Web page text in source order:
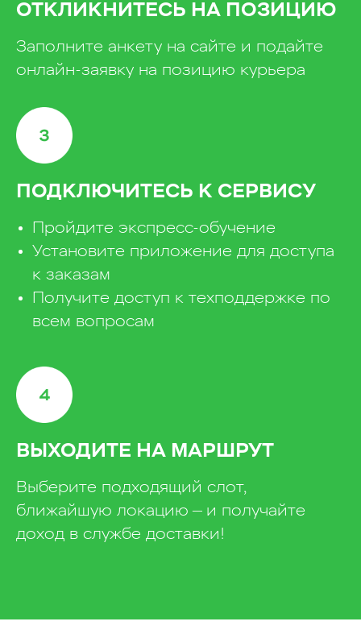
ОТКЛИКНИТЕСЬ НА ПОЗИЦИЮ
Заполните анкету на сайте и подайте
онлайн-заявку на позицию курьера
ПОДКЛЮЧИТЕСЬ К СЕРВИСУ
Пройдите экспресс-обучение
Установите приложение для доступа
к заказам
Получите доступ к техподдержке по
всем вопросам
ВЫХОДИТЕ НА МАРШРУТ
Выберите подходящий слот,
ближайшую локацию — и получайте
доход в службе доставки!